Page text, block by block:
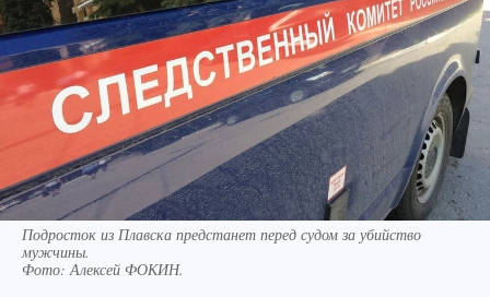
Подросток из Плавска предстанет перед судом за убийство
мужчины.
Фото:Алексей ФОКИН.